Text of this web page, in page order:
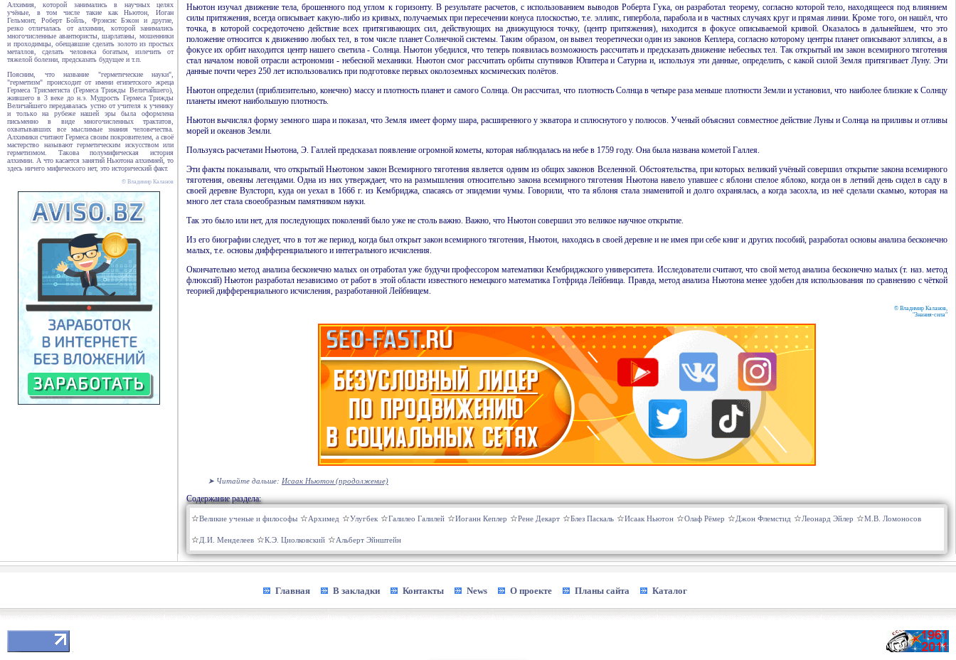
Алхимия, которой занимались в научных целях
учёные, в том числе такие как Ньютон, Иоган
Гельмонт, Роберт Бойль, Фрэнсис Бэкон и другие,
резко отличалась от алхимии, которой занимались
многочисленные авантюристы, шарлатаны, мошенники
и проходимцы, обещавшие сделать золото из простых
металлов, сделать человека богатым, излечить от
тяжелой болезни, предсказать будущее и т.п.
Поясним, что название "герметические науки",
"герметизм" происходит от имени египетского жреца
Гермеса Трисмегиста (Гермеса Трижды Величайшего),
жившего в 3 веке до н.э. Мудрость Гермеса Трижды
Величайшего передавалась устно от учителя к ученику
и только на рубеже нашей эры была оформлена
письменно в виде многочисленных трактатов,
охватывавших все мыслимые знания человечества.
Алхимики считают Гермеса своим покровителем, а своё
мастерство называют герметическим искусством или
герметизмом. Такова полумифическая история
алхимии. А что касается занятий Ньютона алхимией, то
здесь ничего мифического нет, это исторический факт.
© Владимир Каланов
Ньютон изучал движение тела, брошенного под углом к горизонту. В результате расчетов, с использованием выводов Роберта Гука, он разработал теорему, согласно которой тело, находящееся под влиянием
силы притяжения, всегда описывает какую-либо из кривых, получаемых при пересечении конуса плоскостью, т.е. эллипс, гипербола, парабола и в частных случаях круг и прямая линии. Кроме того, он нашёл, что
точка, в которой сосредоточено действие всех притягивающих сил, действующих на движущуюся точку, (центр притяжения), находится в фокусе описываемой кривой. Оказалось в дальнейшем, что это
положение относится к движению любых тел, в том числе планет Солнечной системы. Таким образом, он вывел теоретически один иззаконов Кеплера, согласно которому центры планет описывают эллипсы, а в
фокусе их орбит находится центр нашего светила - Солнца. Ньютон убедился, что теперь появилась возможность рассчитать и предсказать движение небесных тел. Так открытый им закон всемирного тяготения
стал началом новой отрасли астрономии - небесной механики. Ньютон смог рассчитать орбиты спутников Юпитера и Сатурна и, используя эти данные, определить, с какой силой Земля притягивает Луну. Эти
данные почти через 250 лет использовались при подготовке первых околоземных космических полётов.
Ньютон определил (приблизительно, конечно) массу и плотность планет и самого Солнца. Он рассчитал, что плотность Солнца в четыре раза меньше плотности Земли и установил, что наиболее близкие к Солнцу
планеты имеют наибольшую плотность.
Ньютон вычислял форму земного шара и показал, что Земля имеет форму шара, расширенного у экватора и сплюснутого у полюсов. Ученый объяснил совместное действие Луны и Солнца на приливы и отливы
морей и океанов Земли.
Пользуясь расчетами Ньютона, Э. Галлей предсказал появление огромной кометы, которая наблюдалась на небе в 1759 году. Она была названа кометой Галлея.
Эти факты показывали, что открытый Ньютоном закон Всемирного тяготения является одним из общих законов Вселенной. Обстоятельства, при которых великий учёный совершил открытие закона всемирного
тяготения, овеяны легендами. Одна из них утверждает, что на размышления относительно закона всемирного тяготения Ньютона навело упавшее с яблони спелое яблоко, когда он в летний день сидел в саду в
своей деревне Вулсторп, куда он уехал в 1666 г. из Кембриджа, спасаясь от эпидемии чумы. Говорили, что та яблоня стала знаменитой и долго охранялась, а когда засохла, из неё сделали скамью, которая на
много лет стала своеобразным памятником науки.
Так это было или нет, для последующих поколений было уже не столь важно. Важно, что Ньютон совершил это великое научное открытие.
Из его биографии следует, что в тот же период, когда был открыт закон всемирного тяготения, Ньютон, находясь в своей деревне и не имея при себе книг и других пособий, разработал основы анализа бесконечно
малых, т.е. основы дифференциального и интегрального исчисления.
Окончательно метод анализа бесконечно малых он отработал уже будучи профессором математики Кембриджского университета. Исследователи считают, что свой метод анализа бесконечно малых (т. наз. метод
флюксий) Ньютон разработал независимо от работ в этой области известного немецкого математика Готфрида Лейбница. Правда, метод анализа Ньютона менее удобен для использования по сравнению с чёткой
теорией дифференциального исчисления, разработанной Лейбницем.
© Владимир Каланов,
"Знания-сила"
➤ Читайте дальше: Исаак Ньютон (продолжение)
Содержание раздела:
Великие ученые и философы Архимед Улугбек Галилео Галилей Иоганн Кеплер Рене Декарт Блез Паскаль Исаак Ньютон Олаф Рёмер Джон Флемстид Леонард Эйлер М.В. Ломоносов
Д.И. Менделеев К.Э. Циолковский Альберт Эйнштейн
Главная В закладки Контакты News О проекте Планы сайта Каталог